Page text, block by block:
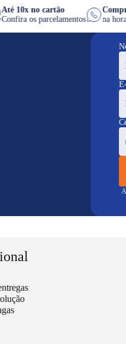
Até 10x no cartão
Confira os parcelamentos
na